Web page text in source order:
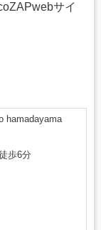
サイ
hamadayama
歩6分